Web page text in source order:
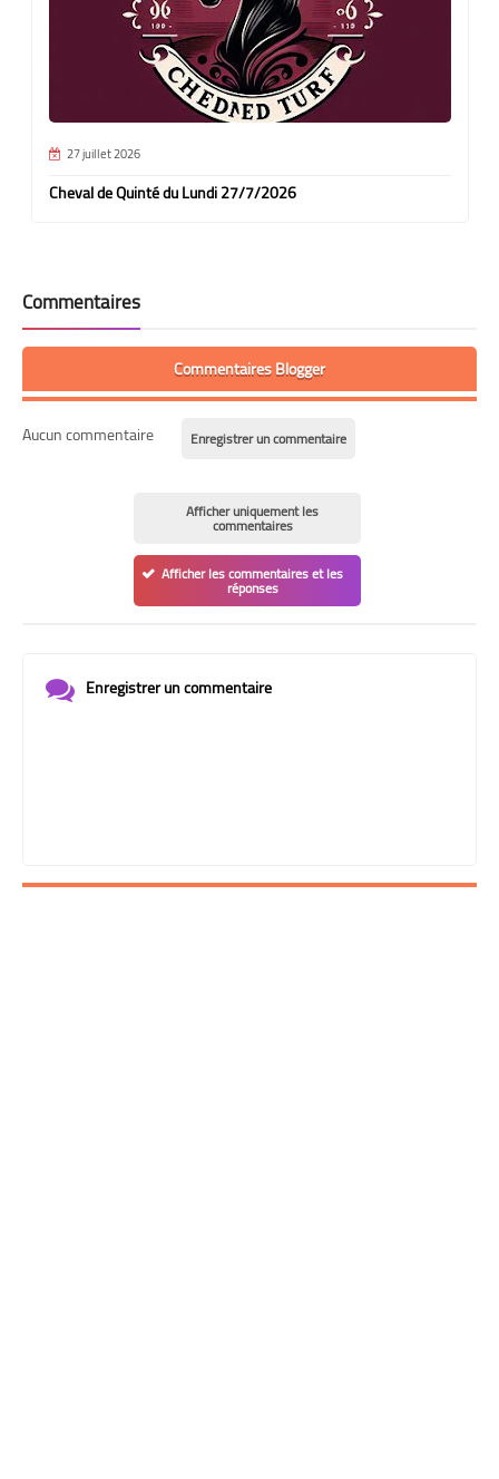
27 juillet 2026
Cheval de Quinté du Lundi 27/7/2026
Commentaires
Commentaires Blogger
Aucun commentaire Enregistrer un commentaire
Afficher uniquement les
commentaires
Afficher les commentaires et les
réponses
Enregistrer un commentaire